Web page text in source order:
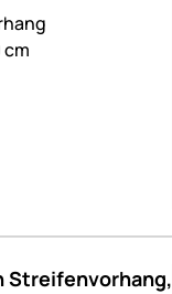
Streifenvorhang,